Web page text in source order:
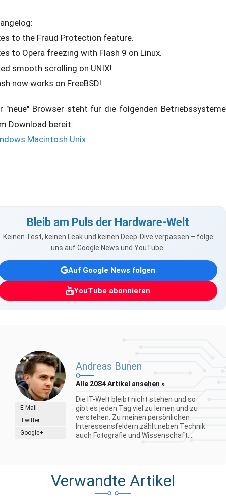
to the Fraud Protection feature.
to Opera freezing with Flash 9 on Linux.
smooth scrolling on UNIX!
now works on FreeBSD!
"neue" Browser steht für die folgenden Betriebssysteme
Download bereit:
Macintosh Unix
Bleib am Puls der Hardware-Welt
Keinen Test, keinen Leak und keinen Deep-Dive verpassen – folge
uns auf Google News und YouTube.
Auf Google News folgen
YouTube abonnieren
E-Mail
Twitter
Google+
Andreas Bunen
Alle 2084 Artikel ansehen »
Die IT-Welt bleibt nicht stehen und so
gibt es jeden Tag viel zu lernen und zu
verstehen. Zu meinen persönlichen
Interessensfeldern zählt neben Technik
auch Fotografie und Wissenschaft....
Verwandte Artikel